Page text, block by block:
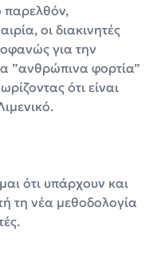
παρελθόν,
οι διακινητές
για την
”ανθρώπινα φορτία”
ότι είναι
ότι υπάρχουν και
τη νέα μεθοδολογία